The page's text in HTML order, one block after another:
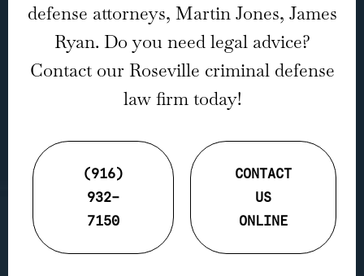
defense attorneys, Martin Jones, James
Ryan. Do you need legal advice?
Contact our Roseville criminal defense
law firm today!
(916)
932-
7150
CONTACT
US
ONLINE